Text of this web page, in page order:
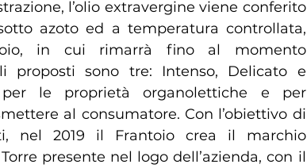
l’olio extravergine viene conferito
azoto ed a temperatura controllata,
in cui rimarrà fino al momento
proposti sono tre: Intenso, Delicato e
le proprietà organolettiche e per
al consumatore. Con l’obiettivo di
nel 2019 il Frantoio crea il marchio
presente nel logo dell’azienda, con il